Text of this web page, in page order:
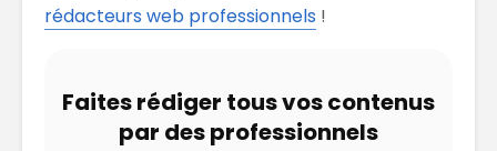
rédacteurs web professionnels !
Faites rédiger tous vos contenus
par des professionnels